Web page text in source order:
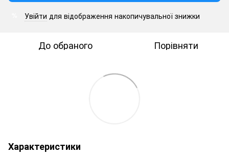
Увійти для відображення накопичувальної знижки
До обраного Порівняти
Характеристики